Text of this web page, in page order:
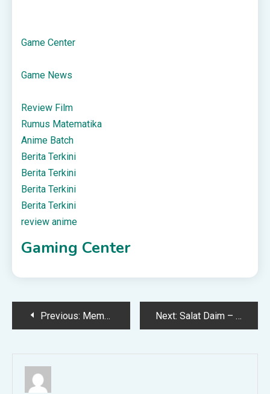
Game Center
Game News
Review Film
Rumus Matematika
Anime Batch
Berita Terkini
Berita Terkini
Berita Terkini
Berita Terkini
review anime
Gaming Center
PostPrevious: Membawa Mushaf dalam Tas ke WC Next: Salat Daim – Syariah Online DepokSyariah Online Depok